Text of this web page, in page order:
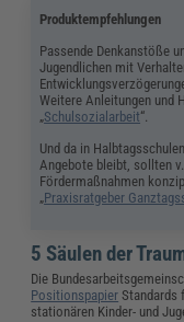
Produktempfehlungen
Passende Denkanstöße
Jugendlichen mit
Weitere Anleitungen und
„Schulsozialarbeit“.
Und da in
Angebote bleibt, sollten
Fördermaßnahmen
„Praxisratgeber
5 Säulen der
Die
Positionspapier Standards
stationären Kinder- und